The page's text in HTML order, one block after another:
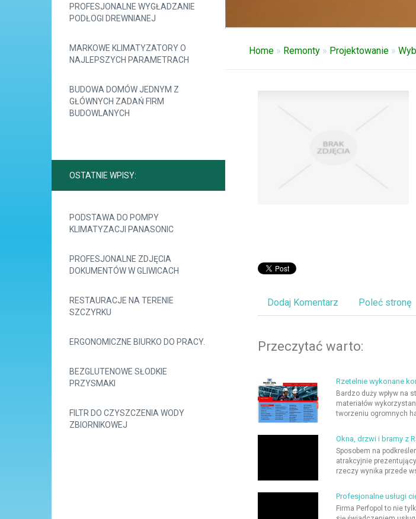
PROFESJONALNE WYGŁADZANIE
PODŁOGI DREWNIANEJ
MARKOWE KLIMATYZATORY O
NAJLEPSZYCH PARAMETRACH
BUDOWA DOMÓW JEDNYM Z
GŁÓWNYCH ZADAŃ FIRM
BUDOWLANYCH
OSTATNIE WPISY:
PODSTAWA DO POMPY
KLIMATYZACJI PANASONIC
PROFESJONALNE ZDJĘCIA
DOKUMENTÓW W GLIWICACH
RESTAURACJE NA TERENIE
SZCZYRKU
ERGONOMICZNE BIURKO DO PRACY.
BEZGLUTENOWE SŁODKIE
PRZYSMAKI
FILTR DO CZYSZCZENIA WODY
ZBIORNIKOWEJ
Home» Remonty» Projektowanie»
Dodaj Komentarz Poleć stronę
Przeczytać warto:
Rzetelnie wykonane
Bardzo duży wpływ na
materiałów
tworzeniu ogromnych
Okna, drzwi i bramy z
Sposobem na
atrakcyjnie
rzeczy wynika przede
Profesjonalne usługi
Firma Perfopol to nie